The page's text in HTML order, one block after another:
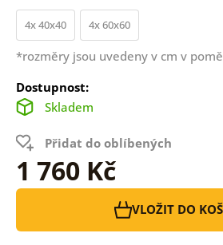
4x 40x40 4x 60x60
*rozměry jsou uvedeny v cm v
Dostupnost:
Skladem
Přidat do oblíbených
1 760 Kč
VLOŽIT DO